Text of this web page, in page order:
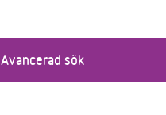
Avancerad sök